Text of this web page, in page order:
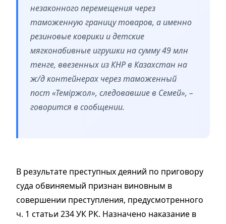
незаконного перемещения через
таможенную границу товаров, а именно
резиновые коврики и детские
мягконабивные игрушки на сумму 49 млн
тенге, ввезенных из КНР в Казахстан на
ж/д контейнерах через таможенный
пост «Теміржол», следовавшие в Семей», –
говорится в сообщении.
В результате преступных деяний по приговору
суда обвиняемый признан виновным в
совершении преступления, предусмотренного
ч. 1 статьи 234 УК РК. Назначено наказание в